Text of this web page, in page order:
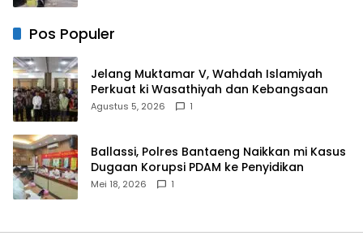
Pos Populer
Jelang Muktamar V, Wahdah Islamiyah
Perkuat ki Wasathiyah dan Kebangsaan
Agustus 5, 2026 1
Ballassi, Polres Bantaeng Naikkan mi Kasus
Dugaan Korupsi PDAM ke Penyidikan
Mei 18, 2026 1